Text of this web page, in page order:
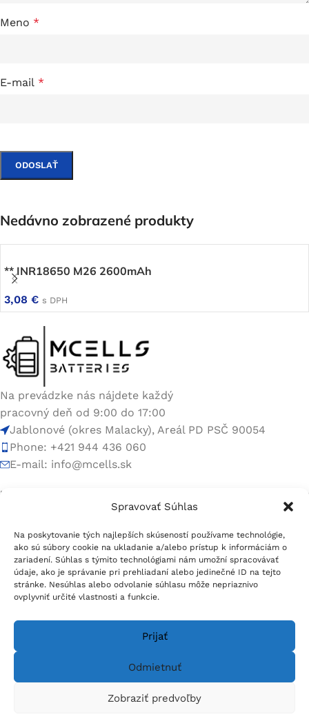
Spravovať Súhlas
Na poskytovanie tých najlepších skúseností používame technológie,
ako sú súbory cookie na ukladanie a/alebo prístup k informáciám o
zariadení. Súhlas s týmito technológiami nám umožní spracovávať
údaje, ako je správanie pri prehliadaní alebo jedinečné ID na tejto
stránke. Nesúhlas alebo odvolanie súhlasu môže nepriaznivo
ovplyvniť určité vlastnosti a funkcie.
Prijať
Odmietnuť
Zobraziť predvoľby
Meno *
E-mail *
Nedávno zobrazené produkty
** INR18650 M26 2600mAh
3,08 € s DPH
Na prevádzke nás nájdete každý
pracovný deň od 9:00 do 17:00
Jablonové (okres Malacky), Areál PD PSČ 90054
Phone: +421 944 436 060
E-mail: info@mcells.sk
Rýchle odkazy
Užitočné linky
Pätička menu